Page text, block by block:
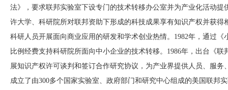
法》，要求联邦实验室下设专门的技术转移办公室并为产业化活动
许大学、科研院所对联邦资助下形成的科技成果享有知识产权并获
科研人员开展面向商业应用的研发和学术创业热情。1982年，通过
比例经费支持科研院所面向中小企业的技术转移。1986年，出台《
展知识产权许可谈判和签订合作研究协议，为产业界提供人员、服
成立了由300多个国家实验室、政府部门和研究中心组成的美国联邦